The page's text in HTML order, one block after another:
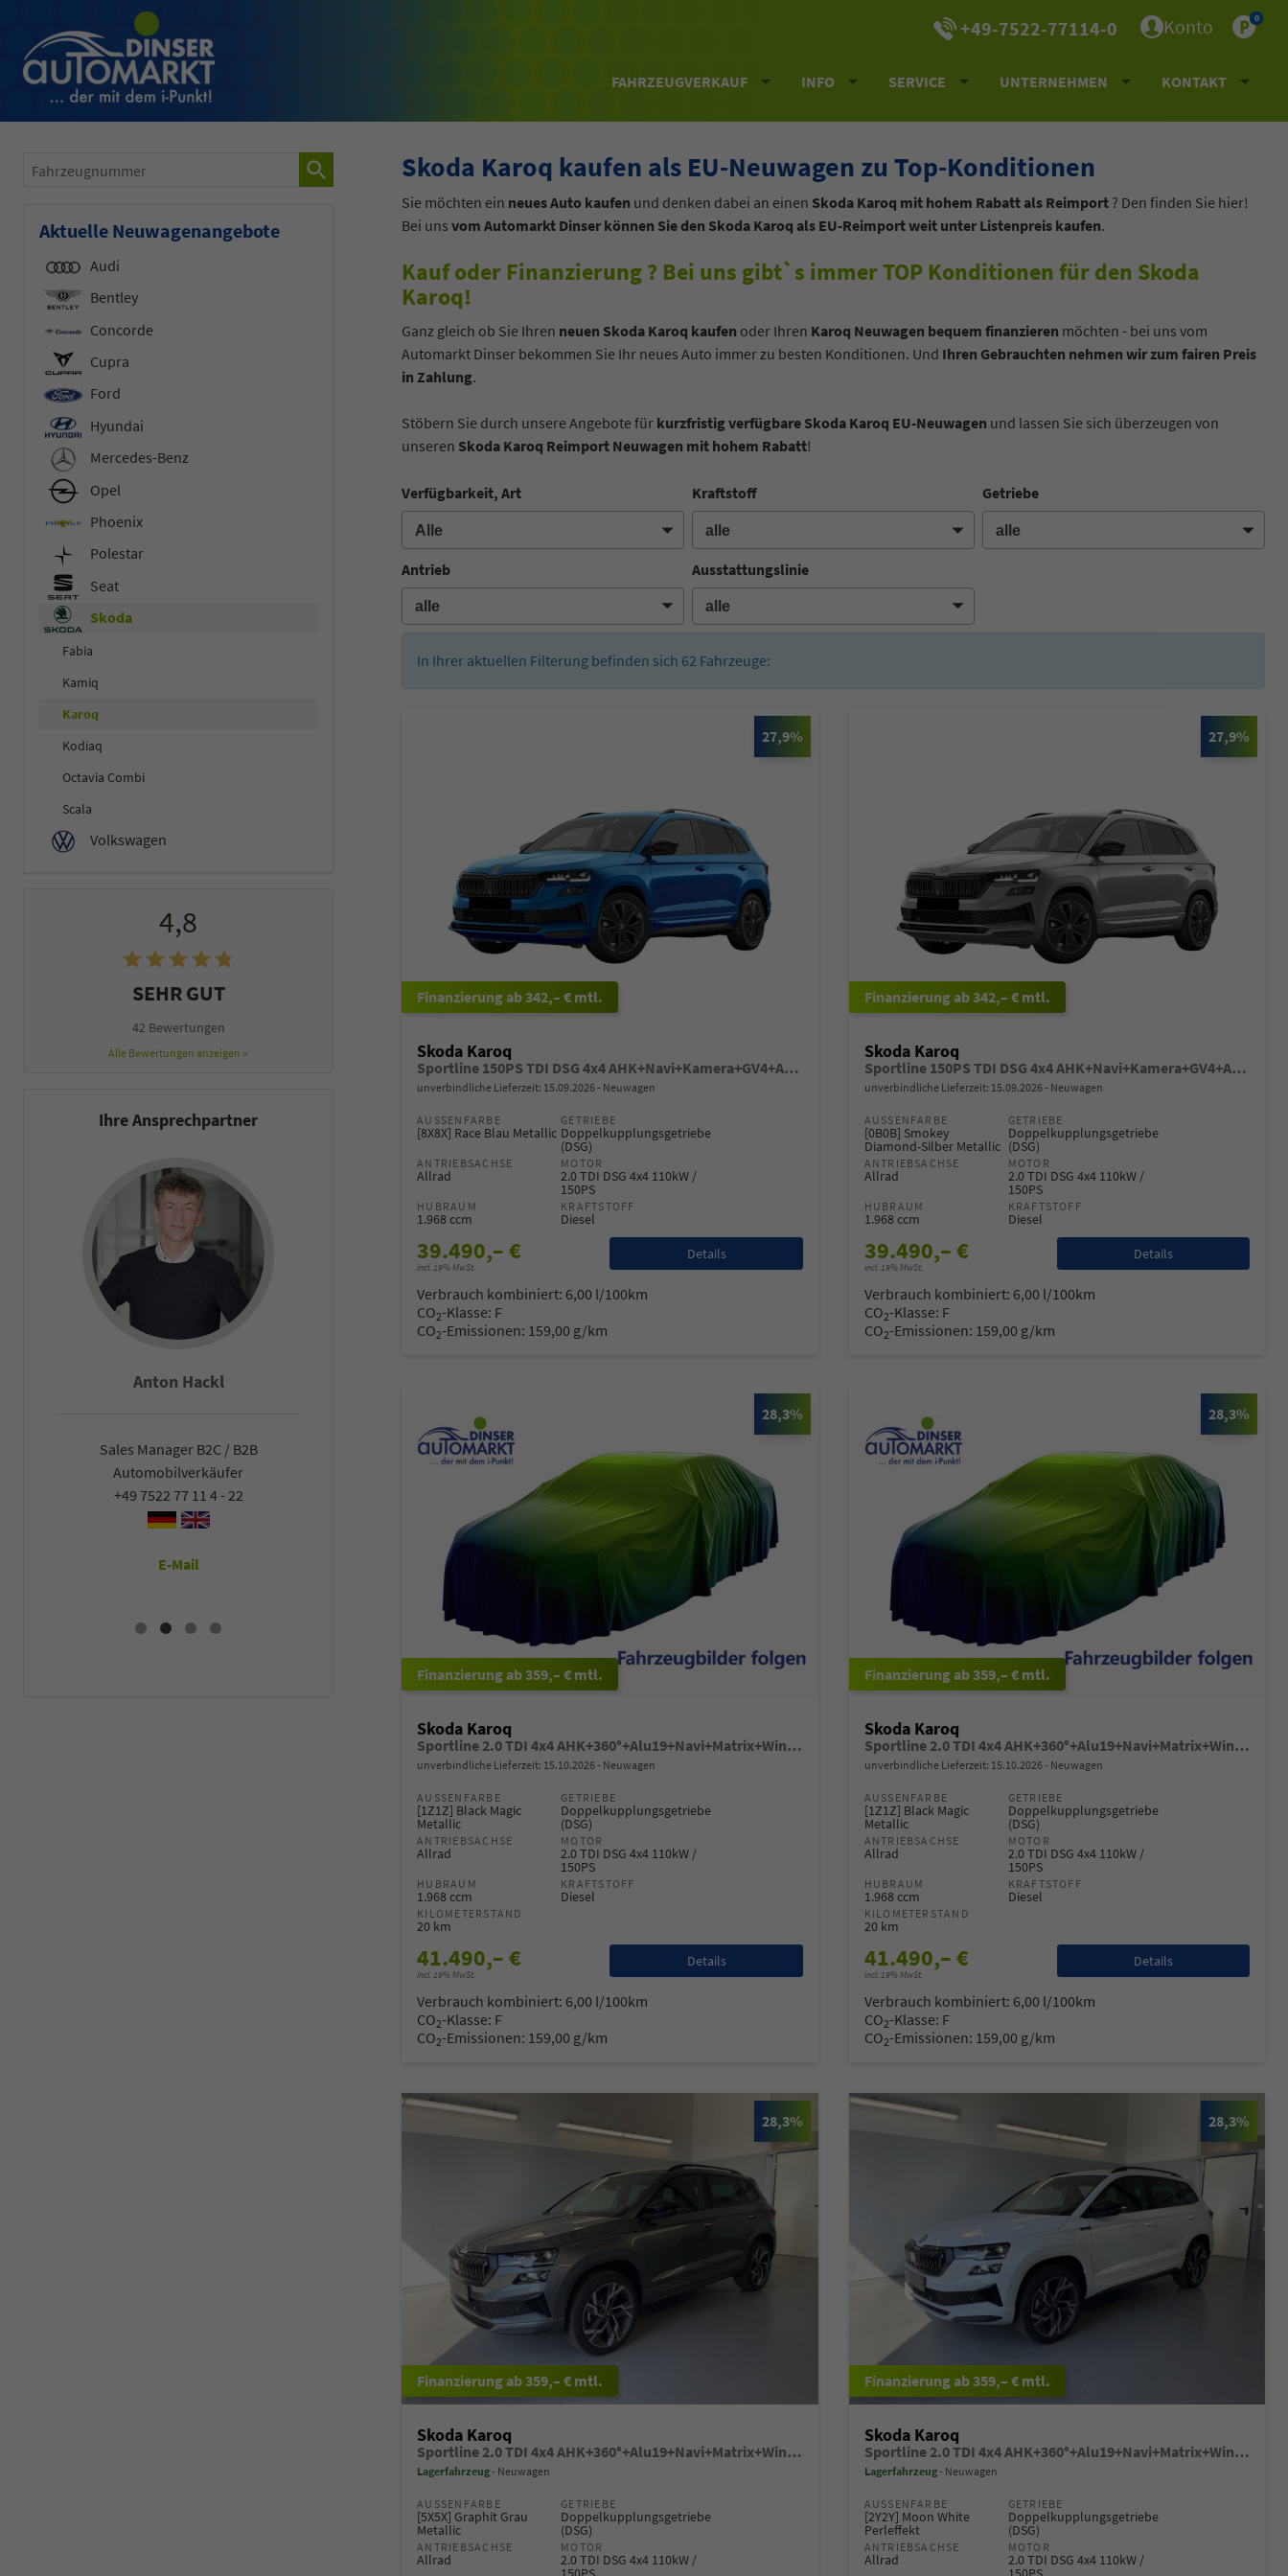
+49-7522-77114-0 Konto 0
FAHRZEUGVERKAUF INFO SERVICE UNTERNEHMEN KONTAKT
Skoda Karoq kaufen als EU-Neuwagen zu Top-Konditionen
Sie möchten ein neues Auto kaufen und denken dabei an einen Skoda Karoq mit hohem Rabatt als Reimport ? Den finden Sie hier!
Bei unsvom Automarkt Dinser können Sie den Skoda Karoq als EU-Reimport weit unter Listenpreis kaufen.
Kauf oder Finanzierung ? Bei uns gibt`s immer TOP Konditionen für den Skoda
Karoq!
Ganz gleich ob Sie Ihren neuen Skoda Karoq kaufen oder Ihren Karoq Neuwagen bequem finanzieren möchten - bei uns vom
Automarkt Dinser bekommen Sie Ihr neues Auto immer zu besten Konditionen. Und Ihren Gebrauchten nehmen wir zum fairen Preis
in Zahlung.
Stöbern Sie durch unsere Angebote für kurzfristig verfügbare Skoda Karoq EU-Neuwagen und lassen Sie sich überzeugen von
unseren Skoda Karoq Reimport Neuwagen mit hohem Rabatt!
Verfügbarkeit, Art Kraftstoff Getriebe
Antrieb Ausstattungslinie
In Ihrer aktuellen Filterung befinden sich 62 Fahrzeuge:
27,9%
ab 342,– € mtl.
Skoda Karoq
Sportline 150PS TDI DSG 4x4 AHK+Navi+Kamera+GV4+ACC+Winter+PDC
unverbindliche Lieferzeit: 15.09.2026 Neuwagen
AUSSENFARBE
[8X8X] Race Blau Metallic
GETRIEBE
Doppelkupplungsgetriebe
(DSG)
ANTRIEBSACHSE
Allrad
MOTOR
2.0 TDI DSG 4x4 110kW /
150PS
HUBRAUM
1.968 ccm
KRAFTSTOFF
Diesel
39.490,– €
incl. 19% MwSt.
Details
Verbrauch kombiniert: 6,00 l/100km
CO2-Klasse: F
CO2-Emissionen: 159,00 g/km
27,9%
ab 342,– € mtl.
Skoda Karoq
Sportline 150PS TDI DSG 4x4 AHK+Navi+Kamera+GV4+ACC+Winter+PDC
unverbindliche Lieferzeit: 15.09.2026 Neuwagen
AUSSENFARBE
[0B0B] Smokey
Diamond-Silber Metallic
GETRIEBE
Doppelkupplungsgetriebe
(DSG)
ANTRIEBSACHSE
Allrad
MOTOR
2.0 TDI DSG 4x4 110kW /
150PS
HUBRAUM
1.968 ccm
KRAFTSTOFF
Diesel
39.490,– €
incl. 19% MwSt.
Details
Verbrauch kombiniert: 6,00 l/100km
CO2-Klasse: F
CO2-Emissionen: 159,00 g/km
28,3%
ab 359,– € mtl.
Skoda Karoq
Sportline 2.0 TDI 4x4 AHK+360°+Alu19+Navi+Matrix+Winter+eHeck+Lounge+ACC+GV5
unverbindliche Lieferzeit: 15.10.2026 Neuwagen
AUSSENFARBE
[1Z1Z] Black Magic
Metallic
GETRIEBE
Doppelkupplungsgetriebe
(DSG)
ANTRIEBSACHSE
Allrad
MOTOR
2.0 TDI DSG 4x4 110kW /
150PS
HUBRAUM
1.968 ccm
KRAFTSTOFF
Diesel
KILOMETERSTAND
20 km
41.490,– €
incl. 19% MwSt.
Details
Verbrauch kombiniert: 6,00 l/100km
CO2-Klasse: F
CO2-Emissionen: 159,00 g/km
28,3%
ab 359,– € mtl.
Skoda Karoq
Sportline 2.0 TDI 4x4 AHK+360°+Alu19+Navi+Matrix+Winter+eHeck+Lounge+ACC+GV5
unverbindliche Lieferzeit: 15.10.2026 Neuwagen
AUSSENFARBE
[1Z1Z] Black Magic
Metallic
GETRIEBE
Doppelkupplungsgetriebe
(DSG)
ANTRIEBSACHSE
Allrad
MOTOR
2.0 TDI DSG 4x4 110kW /
150PS
HUBRAUM
1.968 ccm
KRAFTSTOFF
Diesel
KILOMETERSTAND
20 km
41.490,– €
incl. 19% MwSt.
Details
Verbrauch kombiniert: 6,00 l/100km
CO2-Klasse: F
CO2-Emissionen: 159,00 g/km
28,3%
ab 359,– € mtl.
Skoda Karoq
Sportline 2.0 TDI 4x4 AHK+360°+Alu19+Navi+Matrix+Winter+eHeck+Lounge+ACC+GV5
Lagerfahrzeug Neuwagen
AUSSENFARBE
[5X5X] Graphit Grau
Metallic
GETRIEBE
Doppelkupplungsgetriebe
(DSG)
ANTRIEBSACHSE
Allrad
MOTOR
2.0 TDI DSG 4x4 110kW /
28,3%
ab 359,– € mtl.
Skoda Karoq
Sportline 2.0 TDI 4x4 AHK+360°+Alu19+Navi+Matrix+Winter+eHeck+Lounge+ACC+GV5
Lagerfahrzeug Neuwagen
AUSSENFARBE
[2Y2Y] Moon White
Perleffekt
GETRIEBE
Doppelkupplungsgetriebe
(DSG)
ANTRIEBSACHSE
Allrad
MOTOR
2.0 TDI DSG 4x4 110kW /
Fahrzeugnummer
Aktuelle Neuwagenangebote
Audi
Bentley
Concorde
Cupra
Ford
Hyundai
Mercedes-Benz
Opel
Phoenix
Polestar
Seat
Skoda
Fabia
Kamiq
Karoq
Kodiaq
Octavia Combi
Scala
Volkswagen
4,8
SEHR GUT
42 Bewertungen
Alle Bewertungen anzeigen >
Ihre Ansprechpartner
Anton Hackl
Sales Manager B2C / B2B
Automobilverkäufer
+49 7522 77 11 4 - 22
E-Mail
Sales Manager B2C / B2B
Sales Manager B2C / B2B
Automobilverkäufer
+49 7522 77 11 4 - 11